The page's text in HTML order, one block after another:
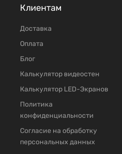
Клиентам
Доставка
Оплата
Блог
Калькулятор видеостен
Калькулятор LED-Экранов
Политика
конфиденциальности
Согласие на обработку
персональных данных